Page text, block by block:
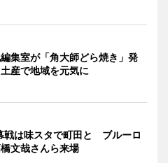
集室が「角大師どら焼き」発
産で地域を元気に
戦は味スタで町田と ブルーロ
文哉さんら来場